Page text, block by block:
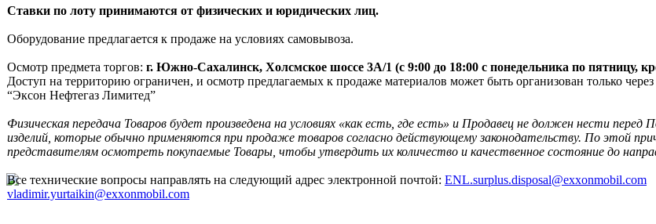
Ставки по лоту принимаются от физических и юридических лиц.
Оборудование предлагается к продаже на условиях самовывоза.
Осмотр предмета торгов: г. Южно-Сахалинск, Холсмское шоссе 3A/1 (с 9:00 до 18:00 с понедельника по пятницу,
Доступ на территорию ограничен, и осмотр предлагаемых к продаже материалов может быть организован только
“Эксон Нефтегаз Лимитед”
Физическая передача Товаров будет произведена на условиях «как есть, где есть» и Продавец не должен нести
изделий, которые обычно применяются при продаже товаров согласно действующему законодательству. По этой
представителям осмотреть покупаемые Товары, чтобы утвердить их количество и качественное состояние до
Все технические вопросы направлять на следующий адрес электронной почтой:
vladimir.yurtaikin@exxonmobil.com